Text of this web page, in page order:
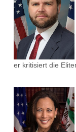
er kritisiert die